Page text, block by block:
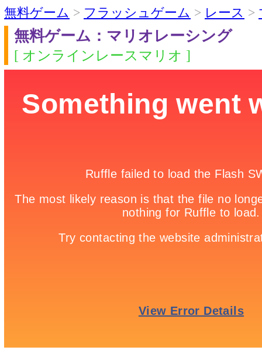
無料ゲーム > フラッシュゲーム > レース >
無料ゲーム：マリオレーシング
[ オンラインレースマリオ ]